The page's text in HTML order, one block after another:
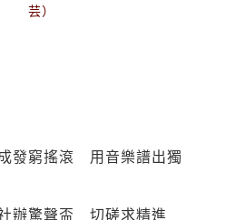
芸）
發窮搖滾 用音樂譜出獨
辦驚聲盃 切磋求精進